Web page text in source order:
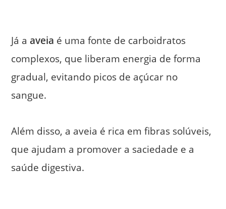
Já aaveia é uma fonte de carboidratos
complexos, que liberam energia de forma
gradual, evitando picos de açúcar no
sangue.
Além disso, a aveia é rica em fibras solúveis,
que ajudam a promover a saciedade e a
saúde digestiva.